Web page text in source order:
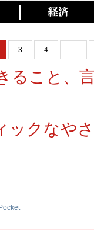
3 4 …
ること、
ックなや
Pocket